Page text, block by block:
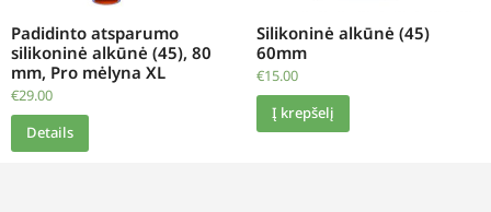
Padidinto atsparumo
silikoninė alkūnė (45), 80
mm, Pro mėlyna XL
€29.00
Details
Silikoninė alkūnė (45)
60mm
€15.00
Į krepšelį